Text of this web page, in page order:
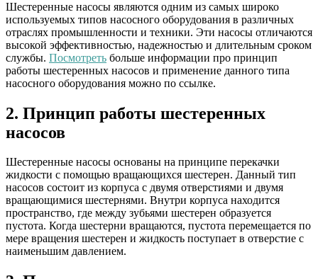
Шестеренные насосы являются одним из самых широко
используемых типов насосного оборудования в различных
отраслях промышленности и техники. Эти насосы отличаются
высокой эффективностью, надежностью и длительным сроком
службы. Посмотреть больше информации про принцип
работы шестеренных насосов и применение данного типа
насосного оборудования можно по ссылке.
2. Принцип работы шестеренных
насосов
Шестеренные насосы основаны на принципе перекачки
жидкости с помощью вращающихся шестерен. Данный тип
насосов состоит из корпуса с двумя отверстиями и двумя
вращающимися шестернями. Внутри корпуса находится
пространство, где между зубьями шестерен образуется
пустота. Когда шестерни вращаются, пустота перемещается по
мере вращения шестерен и жидкость поступает в отверстие с
наименьшим давлением.